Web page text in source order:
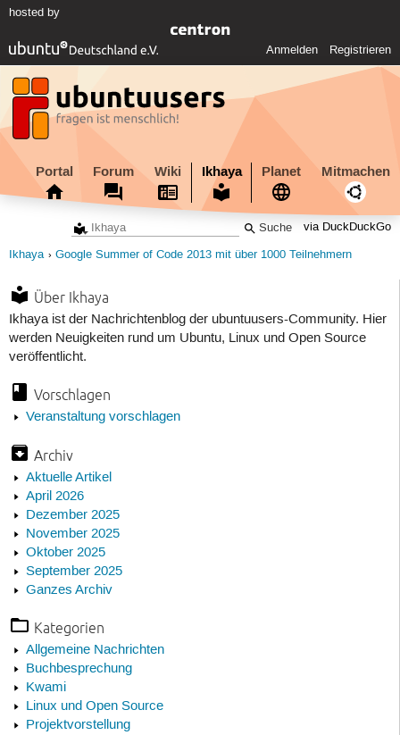
hosted by
Anmelden Registrieren
Portal Forum Wiki Ikhaya Planet Mitmachen
via DuckDuckGo
Ikhaya Google Summer of Code 2013 mit über 1000 Teilnehmern
Über Ikhaya
Ikhaya ist der Nachrichtenblog der ubuntuusers-Community. Hier
werden Neuigkeiten rund um Ubuntu, Linux und Open Source
veröffentlicht.
Vorschlagen
Veranstaltung vorschlagen
Archiv
Aktuelle Artikel
April 2026
Dezember 2025
November 2025
Oktober 2025
September 2025
Ganzes Archiv
Kategorien
Allgemeine Nachrichten
Buchbesprechung
Kwami
Linux und Open Source
Projektvorstellung